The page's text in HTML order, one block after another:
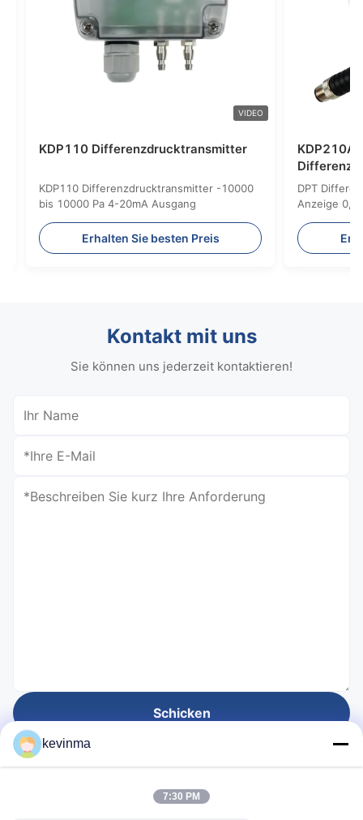
KDP210 Differenzdrucktransmitter
KDP210 Differenzdrucktransmitter mit
Schutzklasse IP65/NEMA 4
Erhalten Sie besten Preis
Kontakt mit uns
Sie können uns jederzeit kontaktieren!
Schicken
kevinma
7:30 PM